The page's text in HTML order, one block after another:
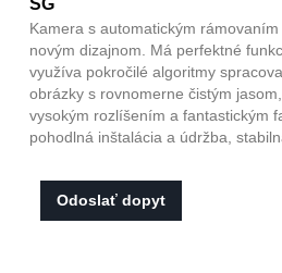
Kamera s automatickým
novým dizajnom. Má perfektné
využíva pokročilé algoritmy
obrázky s rovnomerne čistým
vysokým rozlíšením a fantastickým
pohodlná inštalácia a údržba,
Odoslať dopyt